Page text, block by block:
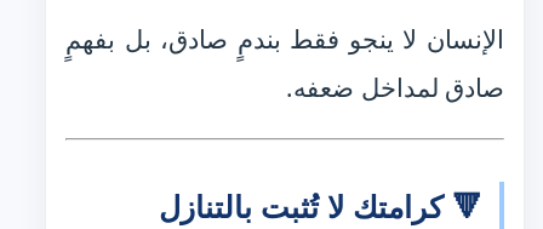
الإنسان لا ينجو فقط بندمٍ صادق، بل بفهمٍ
صادق لمداخل ضعفه.
🔻 كرامتك لا تُثبت بالتنازل